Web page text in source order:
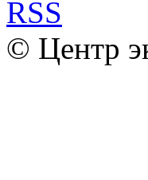
© Центр